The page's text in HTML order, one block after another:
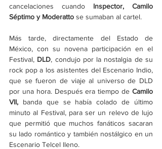
cancelaciones cuando Inspector, Camilo
Séptimo y Moderatto se sumaban al cartel.
Más tarde, directamente del Estado de
México, con su novena participación en el
Festival, DLD, condujo por la nostalgia de su
rock pop a los asistentes del Escenario Indio,
que se fueron de viaje al universo de DLD
por una hora. Después era tiempo de Camilo
VII, banda que se había colado de último
minuto al Festival, para ser un relevo de lujo
que permitió que muchos fanáticos sacaran
su lado romántico y también nostálgico en un
Escenario Telcel lleno.